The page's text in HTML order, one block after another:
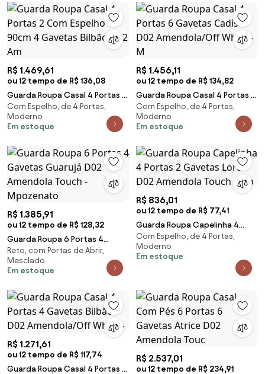
R$ 1.469,61
ou 12 tempo de R$ 136,08
Guarda Roupa Casal 4 Portas 2
Com Espelho 90cm 4 Gavetas
Bilbão D02 Am
Com Espelho, de 4 Portas,
Moderno
Em estoque
R$ 1.456,11
ou 12 tempo de R$ 134,82
Guarda Roupa Casal 4 Portas 6
Gavetas Cadis D02
Amendola/Off White - M
Com Espelho, de 4 Portas,
Moderno
Em estoque
R$ 1.385,91
ou 12 tempo de R$ 128,32
Guarda Roupa 6 Portas 4
Gavetas Guarujá D02
Amendola Touch - Mpozenato
Reto, com Portas de Abrir,
Mesclado
Em estoque
R$ 836,01
ou 12 tempo de R$ 77,41
Guarda Roupa Capelinha 4
Portas 2 Gavetas Lord D02
Amendola Touch - Mp
Com Espelho, de 4 Portas,
Moderno
Em estoque
R$ 1.271,61
ou 12 tempo de R$ 117,74
Guarda Roupa Casal 4 Portas 4
R$ 2.537,01
ou 12 tempo de R$ 234,91